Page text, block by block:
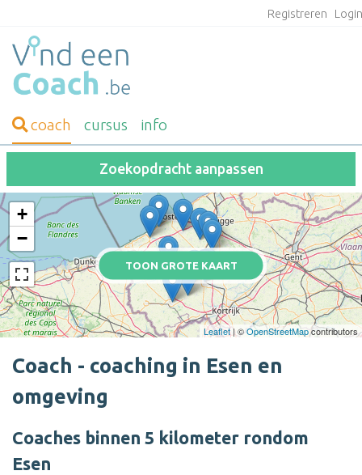
Registreren
coach cursus info
Zoekopdracht aanpassen
TOON GROTE KAART
+
−
Leaflet| ©OpenStreetMapcontributors
Coach - coaching in Esen en
omgeving
Coaches binnen 5 kilometer rondom
Esen